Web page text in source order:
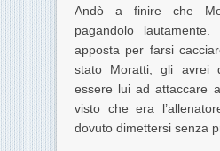
Andò a finire che
pagandolo
apposta per farsi
stato Moratti, gli avrei
essere lui ad attaccare
visto che era
dovuto dimettersi senza